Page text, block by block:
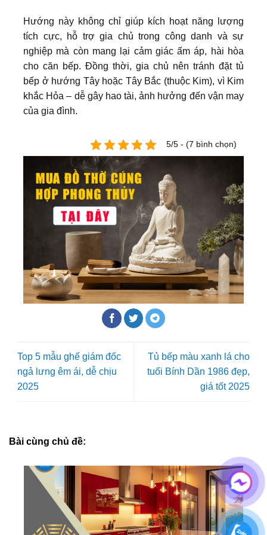
Hướng này không chỉ giúp kích hoạt năng lượng
tích cực, hỗ trợ gia chủ trong công danh và sự
nghiệp mà còn mang lại cảm giác ấm áp, hài hòa
cho căn bếp. Đồng thời, gia chủ nên tránh đặt tủ
bếp ở hướng Tây hoặc Tây Bắc (thuộc Kim), vì Kim
khắc Hỏa – dễ gây hao tài, ảnh hưởng đến vận may
của gia đình.
5/5 - (7 bình chọn)
Top 5 mẫu ghế giám đốc
ngả lưng êm ái, dễ chịu
2025
Tủ bếp màu xanh lá cho
tuổi Bính Dần 1986 đẹp,
giá tốt 2025
Bài cùng chủ đề: